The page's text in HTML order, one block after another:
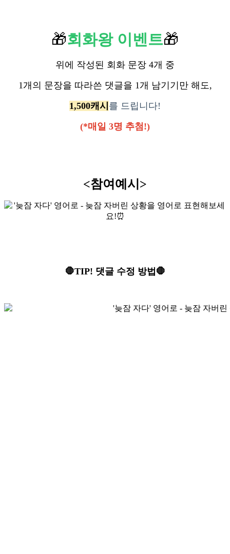
🎁회화왕 이벤트🎁
위에 작성된 회화 문장 4개 중
1개의 문장을 따라쓴 댓글을 1개 남기기만 해도,
1,500캐시 를 드립니다!
(*매일 3명 추첨!)
<참여예시>
🛑TIP! 댓글 수정 방법🛑